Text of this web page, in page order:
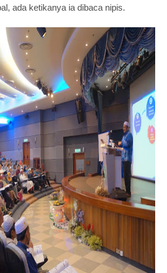
ada ketikanya ia dibaca nipis.